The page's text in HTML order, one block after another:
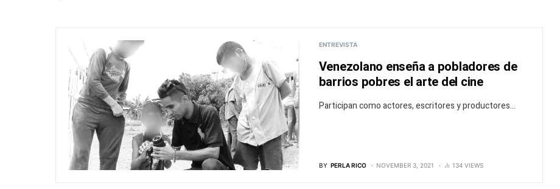
ENTREVISTA
Venezolano enseña a pobladores de
barrios pobres el arte del cine
Participan como actores, escritores y productores...
BY PERLA RICO NOVEMBER 3, 2021 134 VIEWS